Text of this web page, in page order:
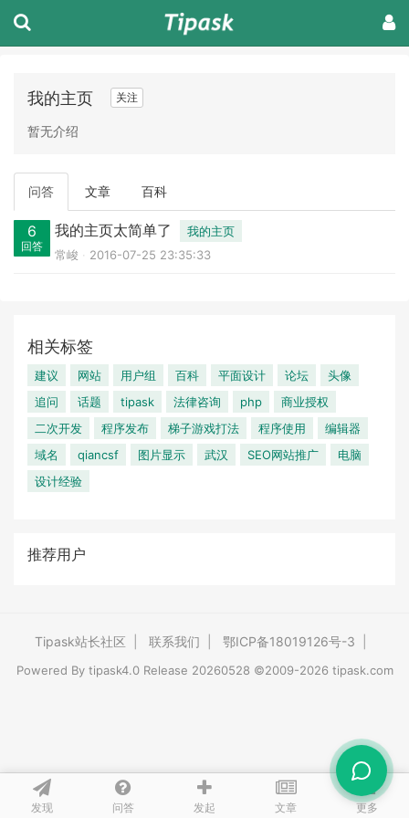
发现 问答 发起 文章 更多
我的主页 关注
暂无介绍
问答 文章 百科
6
回答
我的主页太简单了
我的主页
常峻
2016-07-25 23:35:33
相关标签
建议 网站 用户组 百科 平面设计 论坛
头像
追问
话题 tipask 法律咨询 php
商业授权
二次开发
程序发布 梯子游戏打法 程序使用
编辑器
域名
qiancsf 图片显示 武汉 SEO网站推广
电脑
设计经验
推荐用户
Tipask站长社区 联系我们 鄂ICP备18019126号-3
Powered By tipask4.0Release 20260528 ©2009-2026 tipask.com